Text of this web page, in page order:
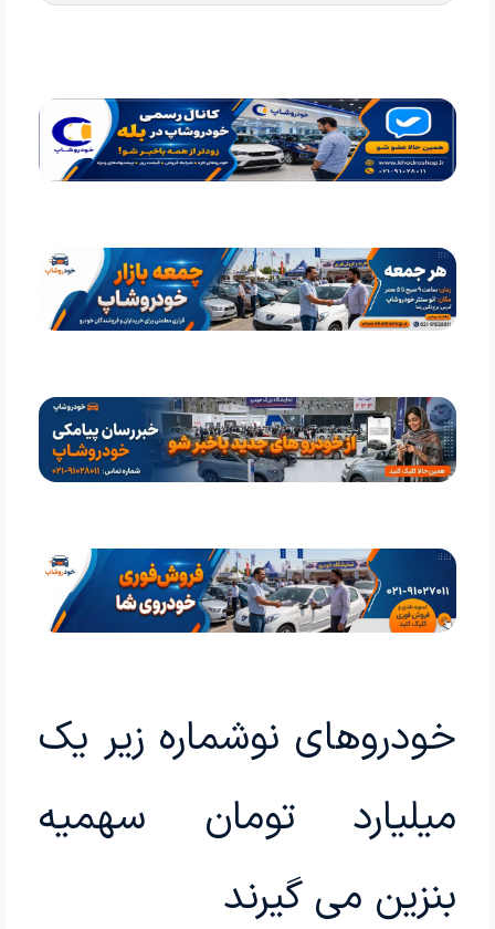
خودروهای نوشماره زیر یک
میلیارد تومان سهمیه
بنزین می گیرند